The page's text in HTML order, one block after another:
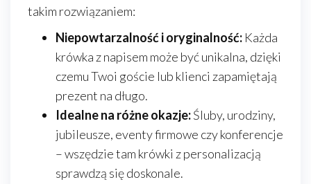
takim rozwiązaniem:
Niepowtarzalność i oryginalność: Każda
krówka z napisem może być unikalna, dzięki
czemu Twoi goście lub klienci zapamiętają
prezent na długo.
Idealne na różne okazje:Śluby, urodziny,
jubileusze, eventy firmowe czy konferencje
– wszędzie tam krówki z personalizacją
sprawdzą się doskonale.